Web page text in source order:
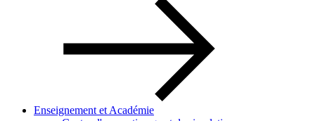
Enseignement et Académie